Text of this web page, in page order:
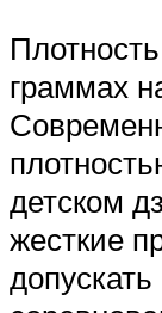
граммах
детском
жесткие